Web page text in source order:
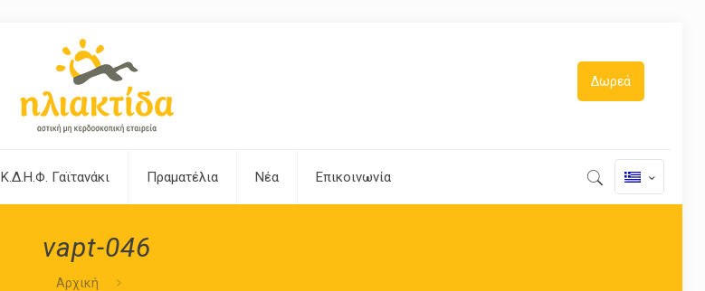
Κ.Δ.Η.Φ. Γαϊτανάκι Πραματέλια Νέα Επικοινωνία
Δωρεά
vapt-046
Αρχική